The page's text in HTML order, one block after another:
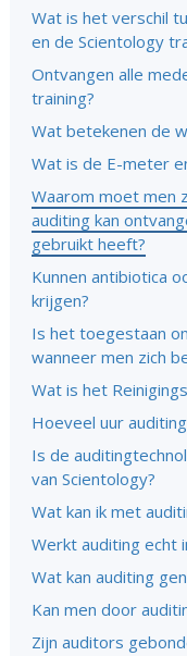
Wat is het verschil
en de Scientology
Ontvangen alle
training?
Wat betekenen de
Wat is de E-meter
Waarom moet men
auditing kan
gebruikt heeft?
Kunnen antibiotica
krijgen?
Is het toegestaan
wanneer men zich
Wat is het
Hoeveel uur
Is de
van Scientology?
Wat kan ik met
Werkt auditing echt
Wat kan auditing
Kan men door
Zijn auditors